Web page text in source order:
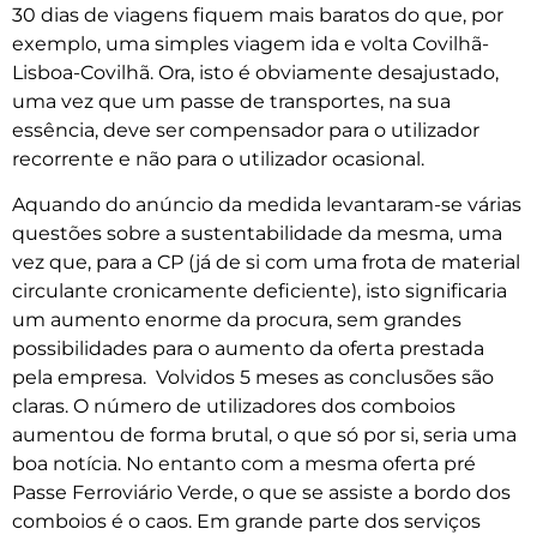
30 dias de viagens fiquem mais baratos do que, por
exemplo, uma simples viagem ida e volta Covilhã-
Lisboa-Covilhã. Ora, isto é obviamente desajustado,
uma vez que um passe de transportes, na sua
essência, deve ser compensador para o utilizador
recorrente e não para o utilizador ocasional.
Aquando do anúncio da medida levantaram-se várias
questões sobre a sustentabilidade da mesma, uma
vez que, para a CP (já de si com uma frota de material
circulante cronicamente deficiente), isto significaria
um aumento enorme da procura, sem grandes
possibilidades para o aumento da oferta prestada
pela empresa. Volvidos 5 meses as conclusões são
claras. O número de utilizadores dos comboios
aumentou de forma brutal, o que só por si, seria uma
boa notícia. No entanto com a mesma oferta pré
Passe Ferroviário Verde, o que se assiste a bordo dos
comboios é o caos. Em grande parte dos serviços